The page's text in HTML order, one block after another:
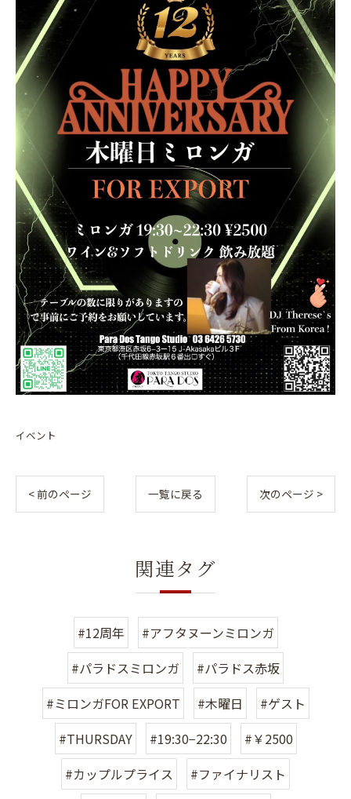
イベント
< 前のページ 一覧に戻る 次のページ >
関連タグ
#12周年
#アフタヌーンミロンガ
#パラドスミロンガ
#パラドス赤坂
#ミロンガFOR EXPORT
#木曜日
#ゲスト
#THURSDAY
#19:30−22:30
#￥2500
#カップルプライス
#ファイナリスト